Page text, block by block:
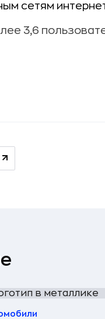
сетям
3,6